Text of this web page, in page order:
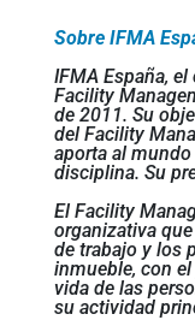
Sobre IFMA
IFMA España,
Facility
de 2011. Su
del Facility
aporta al
disciplina. Su
El Facility
organizativa
de trabajo y los
inmueble, con
vida de las
su actividad